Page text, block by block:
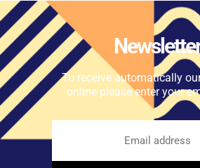
To receive automatically
online please enter your